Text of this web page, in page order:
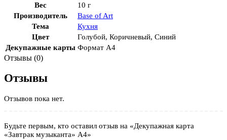
Вес
10 г
Производитель
Base of Art
Тема
Кухня
Цвет
Голубой, Коричневый, Синий
Декупажные карты Формат А4
Отзывы (0)
Отзывы
Отзывов пока нет.
Будьте первым, кто оставил отзыв на «Декупажная карта
«Завтрак музыканта» А4»